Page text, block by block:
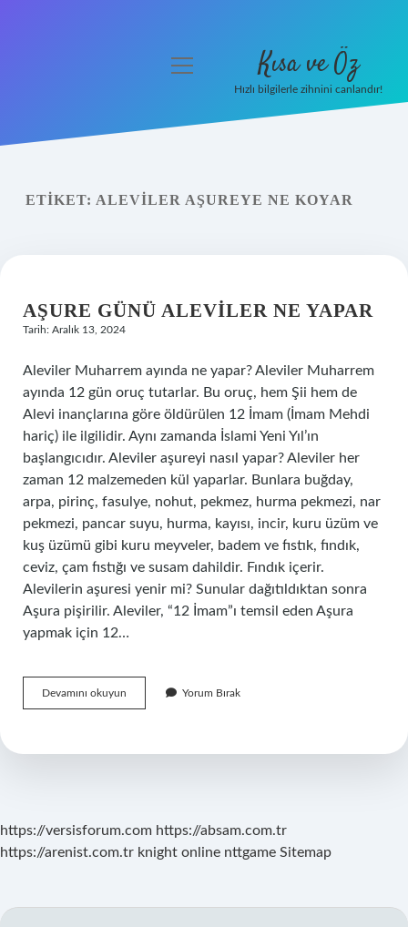
Yasal Uyarı
menüyü
Kısa ve Öz
Hızlı bilgilerle zihnini canlandır!
ETIKET: ALEVILER AŞUREYE NE KOYAR
AŞURE GÜNÜ ALEVILER NE YAPAR
Tarih: Aralık 13, 2024
Aleviler Muharrem ayında ne yapar? Aleviler Muharrem
ayında 12 gün oruç tutarlar. Bu oruç, hem Şii hem de
Alevi inançlarına göre öldürülen 12 İmam (İmam Mehdi
hariç) ile ilgilidir. Aynı zamanda İslami Yeni Yıl’ın
başlangıcıdır. Aleviler aşureyi nasıl yapar? Aleviler her
zaman 12 malzemeden kül yaparlar. Bunlara buğday,
arpa, pirinç, fasulye, nohut, pekmez, hurma pekmezi, nar
pekmezi, pancar suyu, hurma, kayısı, incir, kuru üzüm ve
kuş üzümü gibi kuru meyveler, badem ve fıstık, fındık,
ceviz, çam fıstığı ve susam dahildir. Fındık içerir.
Alevilerin aşuresi yenir mi? Sunular dağıtıldıktan sonra
Aşura pişirilir. Aleviler, “12 İmam”ı temsil eden Aşura
yapmak için 12…
Devamını okuyun
Günü
Yapar
Yorum Bırak
https://versisforum.com https://absam.com.tr
https://arenist.com.tr knight online nttgame Sitemap